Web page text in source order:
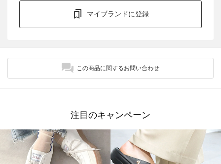
マイブランドに登録
この商品に関するお問い合わせ
注目のキャンペーン